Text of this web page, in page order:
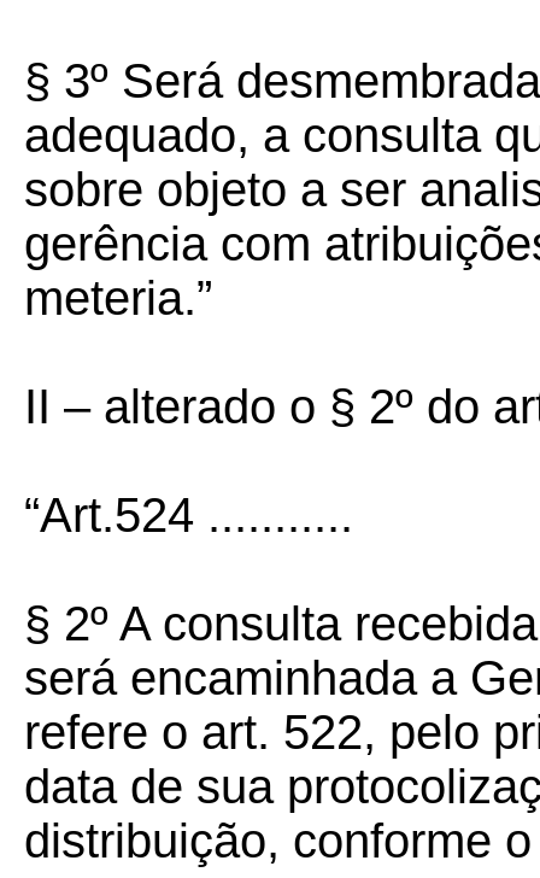
§ 3º Será
adequado, a consulta
sobre objeto a ser
gerência com
meteria.”
II – alterado o § 2º do
“Art.524 ...........
§ 2º A consulta
será encaminhada a
refere o art. 522, pelo
data de sua
distribuição, conforme o